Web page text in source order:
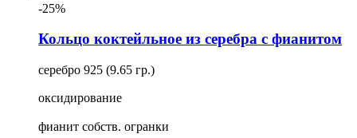
-25%
Кольцо коктейльное из серебра с фианитом
серебро 925 (9.65 гр.)
оксидирование
фианит собств. огранки